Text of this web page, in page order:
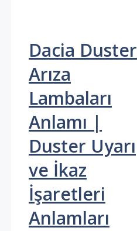
Dacia Duster
Arıza
Lambaları
Anlamı |
Duster Uyarı
ve İkaz
İşaretleri
Anlamları